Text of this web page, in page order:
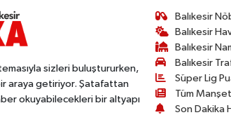
sizleri buluştururken,
araya getiriyor. Şatafattan
okuyabilecekleri bir altyapı
Balıkesir
Balıkesir
Balıkesir
Balıkesir
Süper Lig
Tüm
Son Dakika